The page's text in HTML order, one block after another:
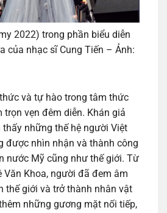
2022) trong phần biểu diễn
của nhạc sĩ Cung Tiến – Ảnh:
và tự hào trong tâm thức
trọn vẹn đêm diễn. Khán giả
những thế hệ người Việt
được nhìn nhận và thành công
nước Mỹ cũng như thế giới. Từ
Văn Khoa, người đã đem âm
thế giới và trở thành nhân vật
những gương mặt nối tiếp,